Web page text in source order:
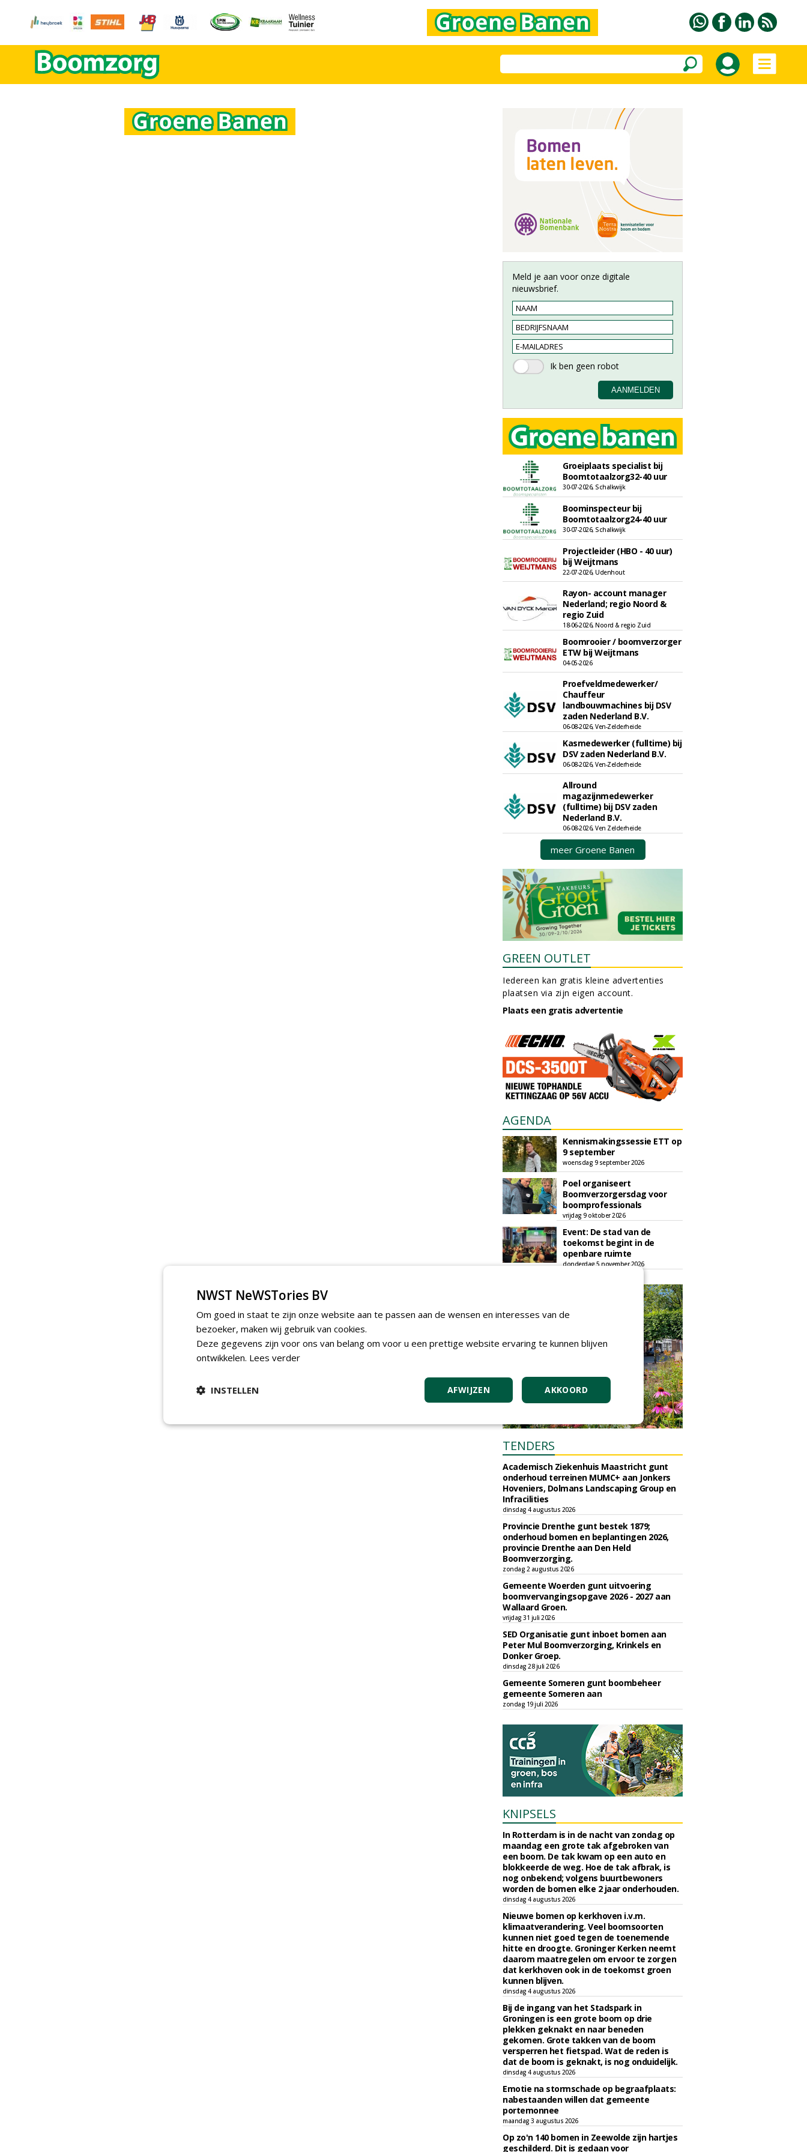
Meld je aan voor onze digitale
nieuwsbrief.
Groeiplaats specialist bij
Boomtotaalzorg32-40 uur
30-07-2026, Schalkwijk
Boominspecteur bij
Boomtotaalzorg24-40 uur
30-07-2026, Schalkwijk
Projectleider (HBO - 40 uur)
bij Weijtmans
22-07-2026, Udenhout
Rayon- account manager
Nederland; regio Noord &
regio Zuid
18-06-2026, Noord & regio Zuid
Boomrooier / boomverzorger
ETW bij Weijtmans
04-05-2026
Proefveldmedewerker/
Chauffeur
landbouwmachines bij DSV
zaden Nederland B.V.
06-08-2026, Ven-Zelderheide
Kasmedewerker (fulltime) bij
DSV zaden Nederland B.V.
06-08-2026, Ven-Zelderheide
Allround
magazijnmedewerker
(fulltime) bij DSV zaden
Nederland B.V.
06-08-2026, Ven Zelderheide
meer Groene Banen
GREEN OUTLET
Iedereen kan gratis kleine advertenties
plaatsen via zijn eigen account.
Plaats een gratis advertentie
AGENDA
Kennismakingssessie ETT op
9 september
woensdag 9 september 2026
Poel organiseert
Boomverzorgersdag voor
boomprofessionals
vrijdag 9 oktober 2026
Event: De stad van de
toekomst begint in de
openbare ruimte
donderdag 5 november 2026
TENDERS
Academisch Ziekenhuis Maastricht gunt
onderhoud terreinen MUMC+ aan Jonkers
Hoveniers, Dolmans Landscaping Group en
Infracilities
dinsdag 4 augustus 2026
Provincie Drenthe gunt bestek 1879;
onderhoud bomen en beplantingen 2026,
provincie Drenthe aan Den Held
Boomverzorging.
zondag 2 augustus 2026
Gemeente Woerden gunt uitvoering
boomvervangingsopgave 2026 - 2027 aan
Wallaard Groen.
vrijdag 31 juli 2026
SED Organisatie gunt inboet bomen aan
Peter Mul Boomverzorging, Krinkels en
Donker Groep.
dinsdag 28 juli 2026
Gemeente Someren gunt boombeheer
gemeente Someren aan
zondag 19 juli 2026
KNIPSELS
In Rotterdam is in de nacht van zondag op
maandag een grote tak afgebroken van
een boom. De tak kwam op een auto en
blokkeerde de weg. Hoe de tak afbrak, is
nog onbekend; volgens buurtbewoners
worden de bomen elke 2 jaar onderhouden.
dinsdag 4 augustus 2026
Nieuwe bomen op kerkhoven i.v.m.
klimaatverandering. Veel boomsoorten
kunnen niet goed tegen de toenemende
hitte en droogte. Groninger Kerken neemt
daarom maatregelen om ervoor te zorgen
dat kerkhoven ook in de toekomst groen
kunnen blijven.
dinsdag 4 augustus 2026
Bij de ingang van het Stadspark in
Groningen is een grote boom op drie
plekken geknakt en naar beneden
gekomen. Grote takken van de boom
versperren het fietspad. Wat de reden is
dat de boom is geknakt, is nog onduidelijk.
dinsdag 4 augustus 2026
Emotie na stormschade op begraafplaats:
nabestaanden willen dat gemeente
portemonnee
maandag 3 augustus 2026
Op zo'n 140 bomen in Zeewolde zijn hartjes
geschilderd. Dit is gedaan voor
NWST NeWSTories BV
Om goed in staat te zijn onze website aan te passen aan de wensen en interesses van de
bezoeker, maken wij gebruik van cookies.
Deze gegevens zijn voor ons van belang om voor u een prettige website ervaring te kunnen blijven
ontwikkelen. Lees verder
AKKOORD
AFWIJZEN
INSTELLEN